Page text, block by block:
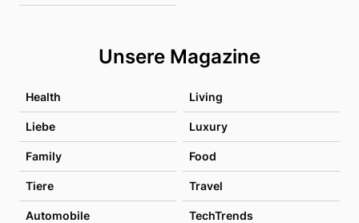
Unsere Magazine
Health Living
Liebe Luxury
Family Food
Tiere Travel
Automobile TechTrends